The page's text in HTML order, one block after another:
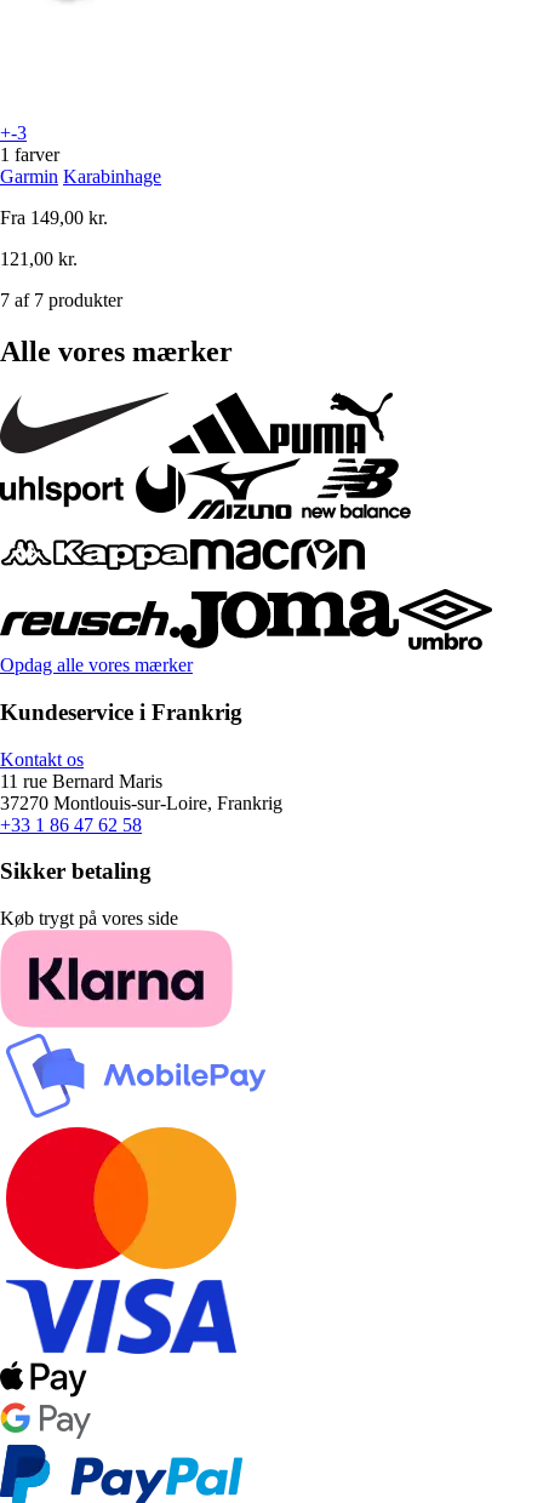
+-3
1 farver
Garmin Karabinhage
Fra 149,00 kr.
121,00 kr.
7 af 7 produkter
Alle vores mærker
Opdag alle vores mærker
Kundeservice i Frankrig
Kontakt os
11 rue Bernard Maris
37270 Montlouis-sur-Loire, Frankrig
+33 1 86 47 62 58
Sikker betaling
Køb trygt på vores side